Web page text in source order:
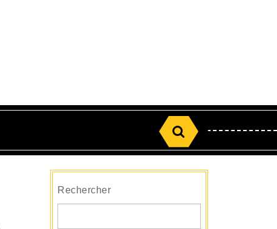
Search
for:
Rechercher